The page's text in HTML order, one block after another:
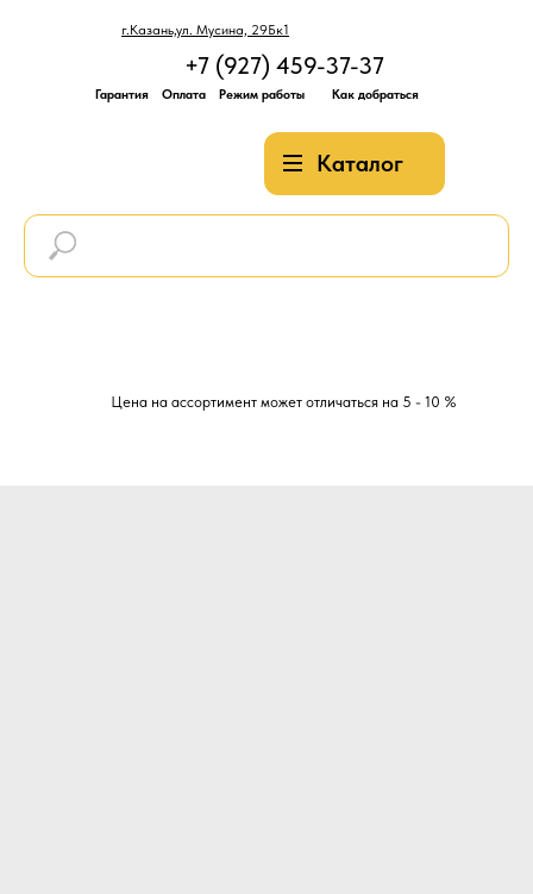
г.Казань,ул. Мусина, 29Бк1
Каталог
+7 (927) 459-37-37
Гарантия Оплата Режим работы Как добраться
Цена на ассортимент может отличаться на 5 - 10 %